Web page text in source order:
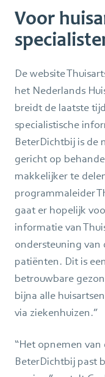
Voor
De website
het Nederlands
breidt de laatste
specialistische
BeterDichtbij is de
gericht op
makkelijker te
programmaleider
gaat er hopelijk
informatie van
ondersteuning van
patiënten. Dit is
betrouwbare
bijna alle
via ziekenhuizen.”
“Het opnemen
BeterDichtbij past